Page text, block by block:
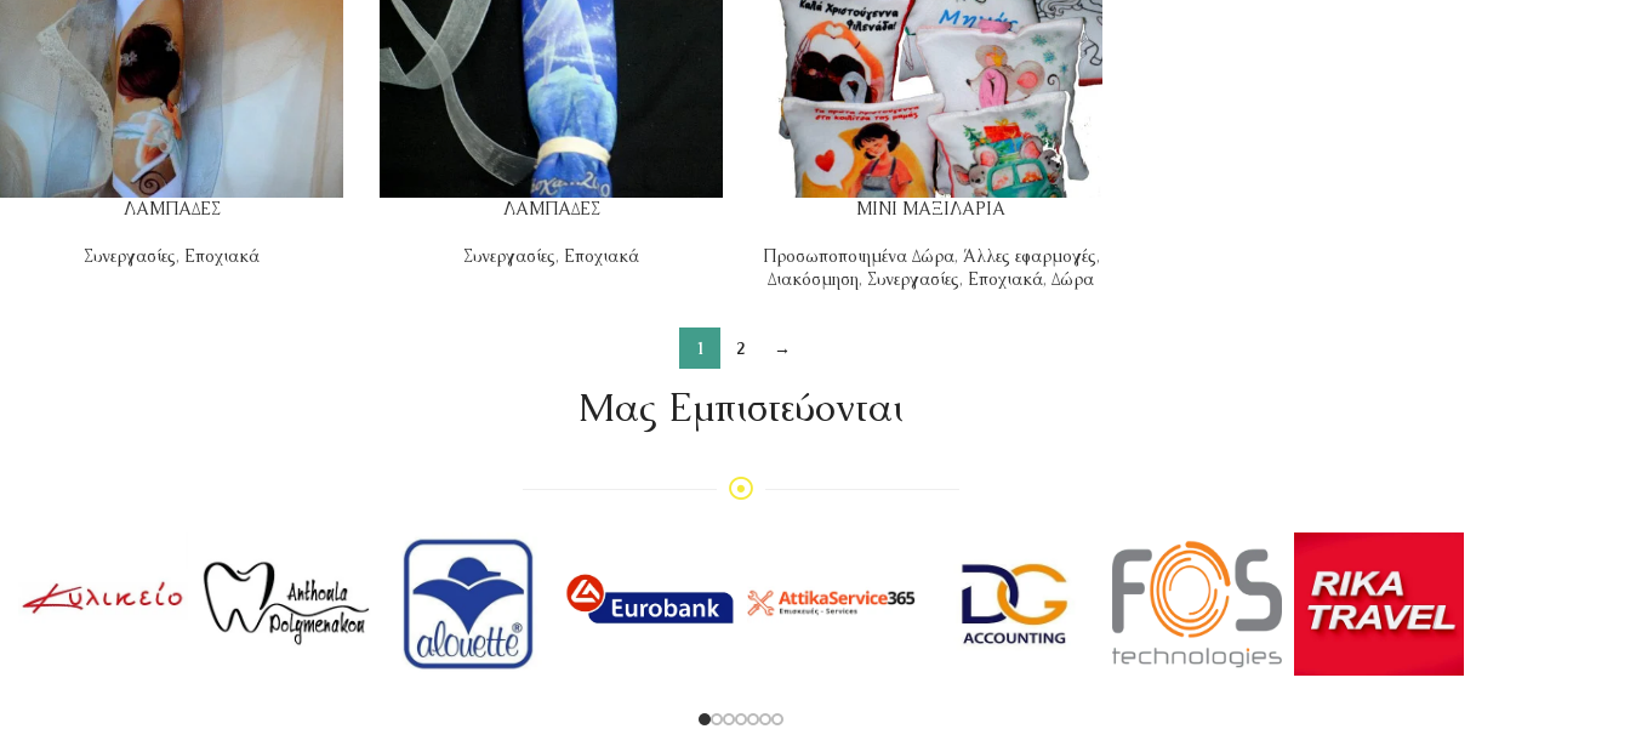
ΛΑΜΠΑΔΕΣ
Συνεργασίες, Εποχιακά
ΛΑΜΠΑΔΕΣ
Συνεργασίες, Εποχιακά
ΜΙΝΙ ΜΑΞΙΛΑΡΙΑ
Προσωποποιημένα Δώρα, Άλλες εφαρμογές,
Διακόσμηση, Συνεργασίες, Εποχιακά, Δώρα
1 2 →
Mας Εμπιστεύονται